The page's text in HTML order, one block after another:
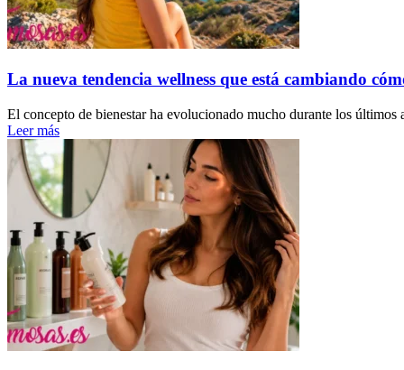
La nueva tendencia wellness que está cambiando
El concepto de bienestar ha evolucionado mucho durante los
Leer más